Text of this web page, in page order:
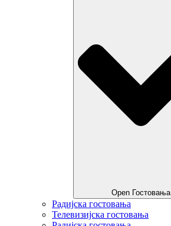
Open Гостовања
Радијска гостовања
Телевизијска гостовања